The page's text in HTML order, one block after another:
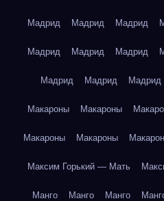
Мадрид Мадрид Мадрид
Мадрид Мадрид Мадрид
Мадрид Мадрид Мадрид
Макароны Макароны
Макароны Макароны
Максим Горький — Мать
Манго Манго Манго